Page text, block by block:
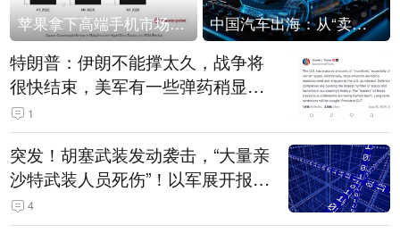
苹果拿下高端手机市场65%的份额：iPhone 17系列功不可没 中国汽车出海：从“卖出去”到“走进去”
特朗普：伊朗不能撑太久，战争将
很快结束，美军有一些弹药稍显紧
张！伊朗公布拟议的海峡管理文本
1
突发！胡塞武装发动袭击，“大量亲
沙特武装人员死伤”！以军展开报复
性空袭
4